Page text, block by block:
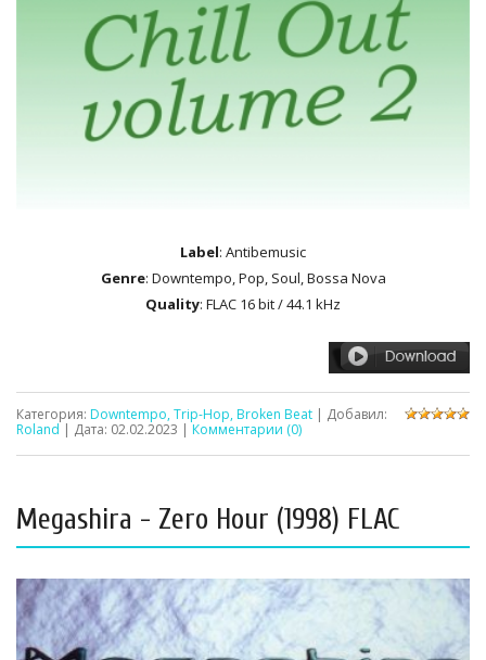
Label: Antibemusic
Genre: Downtempo, Pop, Soul, Bossa Nova
Quality: FLAC 16 bit / 44.1 kHz
Категория: Downtempo, Trip-Hop, Broken Beat | Добавил:
Roland | Дата: 02.02.2023 | Комментарии (0)
Megashira - Zero Hour (1998) FLAC